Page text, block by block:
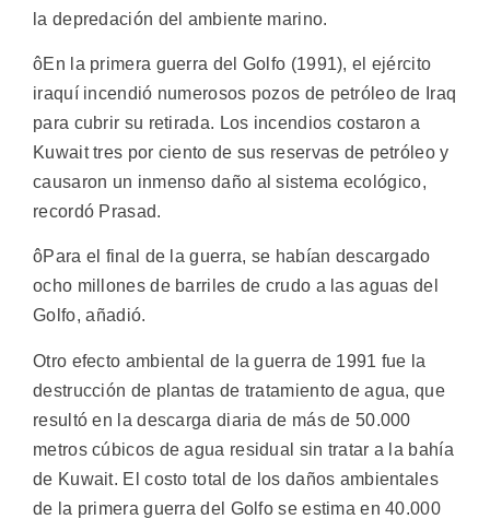
la depredación del ambiente marino.
ôEn la primera guerra del Golfo (1991), el ejército
iraquí incendió numerosos pozos de petróleo de Iraq
para cubrir su retirada. Los incendios costaron a
Kuwait tres por ciento de sus reservas de petróleo y
causaron un inmenso daño al sistema ecológico,
recordó Prasad.
ôPara el final de la guerra, se habían descargado
ocho millones de barriles de crudo a las aguas del
Golfo, añadió.
Otro efecto ambiental de la guerra de 1991 fue la
destrucción de plantas de tratamiento de agua, que
resultó en la descarga diaria de más de 50.000
metros cúbicos de agua residual sin tratar a la bahía
de Kuwait. El costo total de los daños ambientales
de la primera guerra del Golfo se estima en 40.000